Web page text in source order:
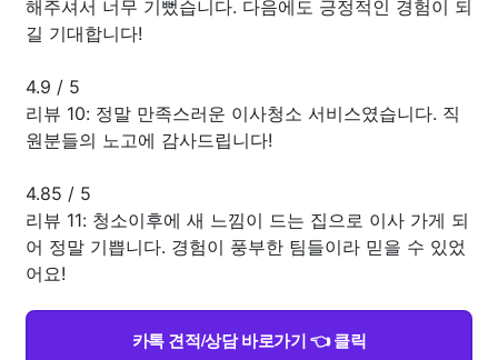
해주셔서 너무 기뻤습니다. 다음에도 긍정적인 경험이 되
길 기대합니다!
4.9 / 5
리뷰 10: 정말 만족스러운 이사청소 서비스였습니다. 직
원분들의 노고에 감사드립니다!
4.85 / 5
리뷰 11: 청소이후에 새 느낌이 드는 집으로 이사 가게 되
어 정말 기쁩니다. 경험이 풍부한 팀들이라 믿을 수 있었
어요!
카톡 견적/상담 바로가기 👈 클릭